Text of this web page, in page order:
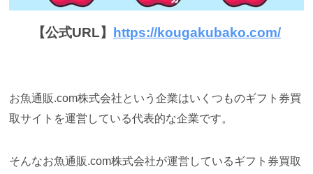
【公式URL】 https://kougakubako.com/
お魚通販.com株式会社という企業はいくつものギフト券買
取サイトを運営している代表的な企業です。
そんなお魚通販.com株式会社が運営しているギフト券買取